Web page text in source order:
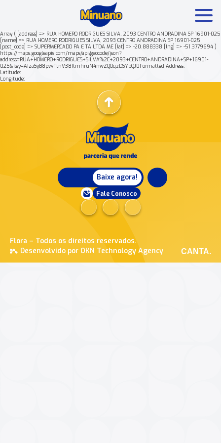
Array ( [address] => RUA HOMERO RODRIGUES SILVA, 2093 CENTRO ANDRADINA SP 16901-025
[name] => RUA HOMERO RODRIGUES SILVA, 2093 CENTRO ANDRADINA SP 16901-025
[post_code] => SUPERMERCADO PA E TA LTDA ME [lat] => -20.888338 [lng] => -51.3779694 )
https://maps.googleapis.com/maps/api/geocode/json?
address=RUA+HOMERO+RODRIGUES+SILVA%2C+2093+CENTRO+ANDRADINA+SP+16901-
025&key=AIzaSyB8pvvFtnV38ItmhruN4nwZQOqzDSYbQJ0Formatted Address:
Latitude:
Longitude:
Baixe agora!
Fale Conosco
Flora – Todos os direitos reservados.
Desenvolvido por OKN Technology Agency
CANTA.
Mais buscados: Produtos Minuano Rende +
Nossa história